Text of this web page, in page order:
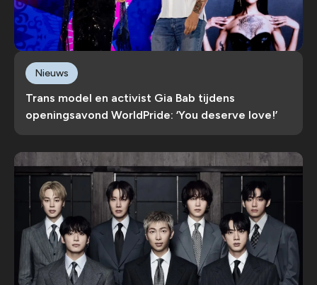
Trans model en activist Gia Bab tijdens
openingsavond WorldPride: ‘You deserve love!’
Nieuws